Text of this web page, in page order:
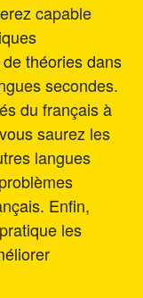
capable
de théories dans
secondes.
du français à
saurez les
langues
Enfin,
les